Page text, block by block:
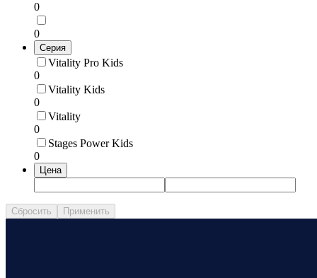
0
0
Серия
Vitality Pro Kids
0
Vitality Kids
0
Vitality
0
Stages Power Kids
0
Цена
Сбросить Применить